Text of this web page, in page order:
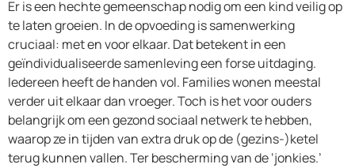
Er is een hechte gemeenschap nodig om een kind veilig op
te laten groeien. In de opvoeding is samenwerking
cruciaal: met en voor elkaar. Dat betekent in een
geïndividualiseerde samenleving een forse uitdaging.
Iedereen heeft de handen vol. Families wonen meestal
verder uit elkaar dan vroeger. Toch is het voor ouders
belangrijk om een gezond sociaal netwerk te hebben,
waarop ze in tijden van extra druk op de (gezins-)ketel
terug kunnen vallen. Ter bescherming van de ‘jonkies.’